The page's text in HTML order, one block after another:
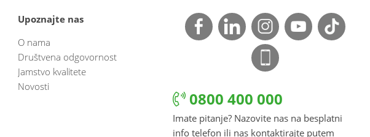
Upoznajte nas
O nama
Društvena odgovornost
Jamstvo kvalitete
Novosti
0800 400 000
Imate pitanje? Nazovite nas na besplatni
info telefon ili nas kontaktirajte putem